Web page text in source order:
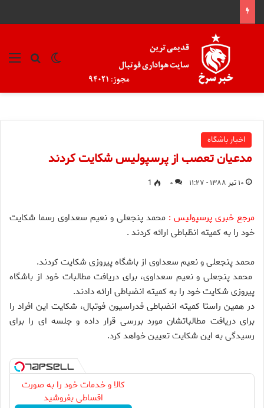
تغییر پوسته
اخبار باشگاه
مدعیان تعصب از پرسپولیس شکایت کردند
۱۰ تیر ۱۳۸۸ - ۱۱:۲۷ ۰ 1
مرجع خبری پرسپولیس : محمد پنجعلی و نعیم سعداوی رسما شکایت
خود را به کمیته انظباطی ارائه کردند .
محمد پنجعلی و نعیم سعداوی از باشگاه پیروزی شکایت کردند.
محمد پنجعلی و نعیم سعداوی، برای دریافت مطالبات خود از باشگاه
پیروزی شکایت خود را به کمیته انضباطی ارائه دادند.
در همین راستا کمیته انضباطی فدراسیون فوتبال، شکایت این افراد را
برای دریافت مطالباتشان مورد بررسی قرار داده و جلسه ای را برای
رسیدگی به این شکایت تعیین خواهد کرد.
کالا و خدمات خود را به صورت
اقساطی بفروشید